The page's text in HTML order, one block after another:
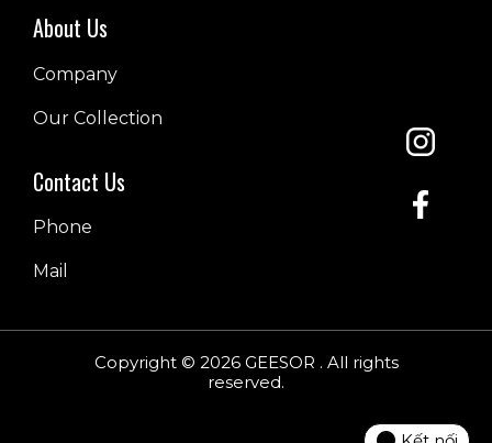
About Us
Company
Our Collection
Contact Us
Phone
Mail
Copyright © 2026 GEESOR . All rights
reserved.